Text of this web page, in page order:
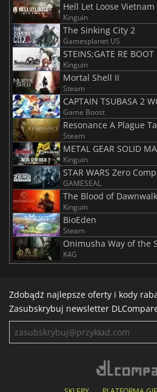
Hell Let Loose Vietnam
Kinguin
The Sinking City 2
Gamesplanet US
STEINS;GATE RE BOOT
Kinguin
Mortal Shell II
Steam
Game Boost
Resonance A Plague
Steam
Kinguin
STAR WARS Zero
GAMESEAL
The Blood of
Kinguin
BioEden
Steam
Onimusha Way of the
K4G
Zdobądź najlepsze oferty i kody
Zasubskrybuj newsletter